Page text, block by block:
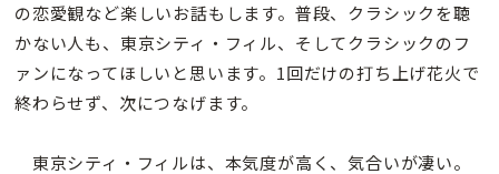
の恋愛観など楽しいお話もします。普段、クラシックを聴
かない人も、東京シティ・フィル、そしてクラシックのフ
ァンになってほしいと思います。1回だけの打ち上げ花火で
終わらせず、次につなげます。
東京シティ・フィルは、本気度が高く、気合いが凄い。